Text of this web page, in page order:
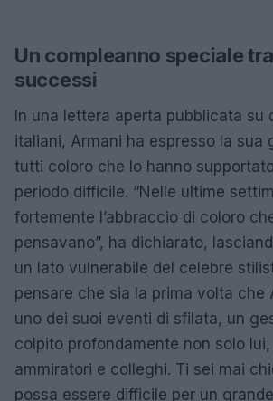
Un compleanno speciale
successi
In una lettera aperta pubblicata su
italiani, Armani ha espresso la sua
tutti coloro che lo hanno
periodo difficile. “Nelle ultime
fortemente l’abbraccio di coloro
pensavano”, ha dichiarato,
un lato vulnerabile del celebre
pensare che sia la prima volta che
uno dei suoi eventi di sfilata, un
colpito profondamente non solo
ammiratori e colleghi. Ti sei mai
possa essere difficile per un